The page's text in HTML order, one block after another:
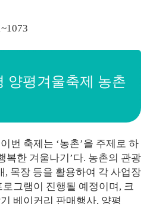
양평겨울축제 농촌
번 축제는 ‘농촌’을 주제로 하
복한 겨울나기’다. 농촌의 관광
, 목장 등을 활용하여 각 사업장
그램이 진행될 예정이며, 크
베이커리 판매행사, 양평